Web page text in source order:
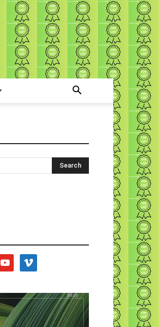
youtube vimeo